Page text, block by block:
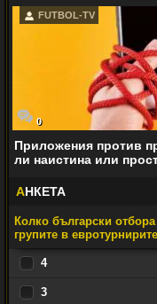
FUTBOL-TV
0
Приложения против
ли наистина или
АНКЕТА
Колко български
групите в
4
3